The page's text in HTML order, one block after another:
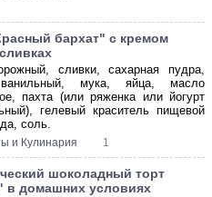
бархат" с кремом
сливки, сахарная пудра,
мука, яйца, масло
пахта (или ряженка или йогурт
гелевый краситель пищевой
соль.
и Кулинария 1
шоколадный торт
в домашних условиях